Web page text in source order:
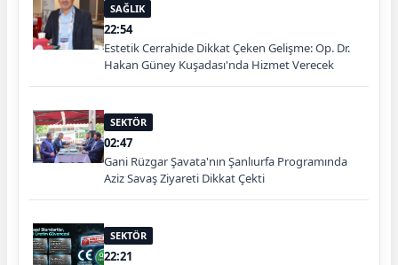
SAĞLIK
22:54
Estetik Cerrahide Dikkat Çeken Gelişme: Op. Dr.
Hakan Güney Kuşadası'nda Hizmet Verecek
SEKTÖR
02:47
Gani Rüzgar Şavata'nın Şanlıurfa Programında
Aziz Savaş Ziyareti Dikkat Çekti
SEKTÖR
22:21